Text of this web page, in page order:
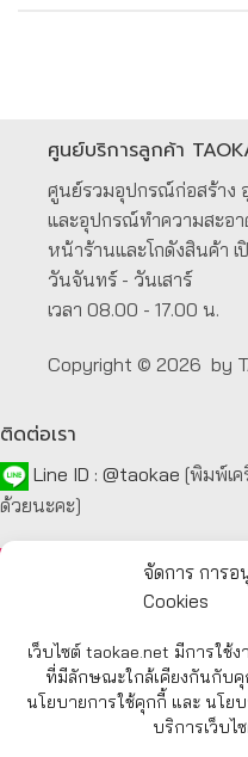
จัดการ การอ
Cookies
เว็บไซต์ taokae.net มีการใช้
ที่มีลักษณะใกล้เคียงกันกับคุ
นโยบายการใช้คุกกี้ และ นโย
บริการเว็บไ
ศูนย์บริการลูกค้า
ศูนย์รวมอุปกรณ์ก่อสร้าง
และอุปกรณ์ทำความสะอา
หน้าร้านและโกดังสินค้า เ
วันจันทร์ - วันเสาร์
เวลา 08.00 - 17.00 น.
Copyright © 2026 by
ติดต่อเรา
Line ID : @taokae [พิมพ์เ
ด้วยนะคะ]
092-872-7229
Fax : 02-054-4244